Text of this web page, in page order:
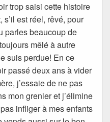
trop saisi cette histoire
est réel, rêvé, pour
parles beaucoup de
mêlé à autre
suis perdue! En ce
passé deux ans à vider
j’essaie de ne pas
mon grenier et j’élimine
infliger à mes enfants